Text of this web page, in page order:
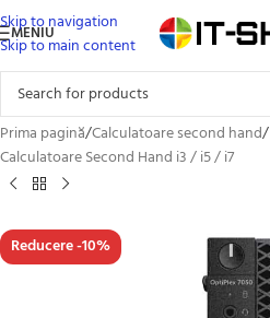
Skip to navigation
Skip to main content
MENIU
Prima pagină/Calculatoare second hand/
Calculatoare Second Hand i3 / i5 / i7
Reducere -10%